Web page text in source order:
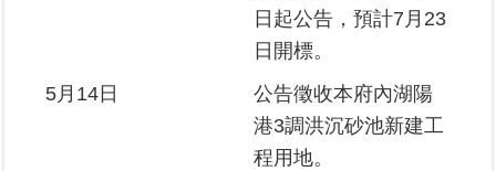
臺
日起公告，預計7月23
日開標。
5月14日
公告徵收本府內湖陽
港3調洪沉砂池新建工
程用地。